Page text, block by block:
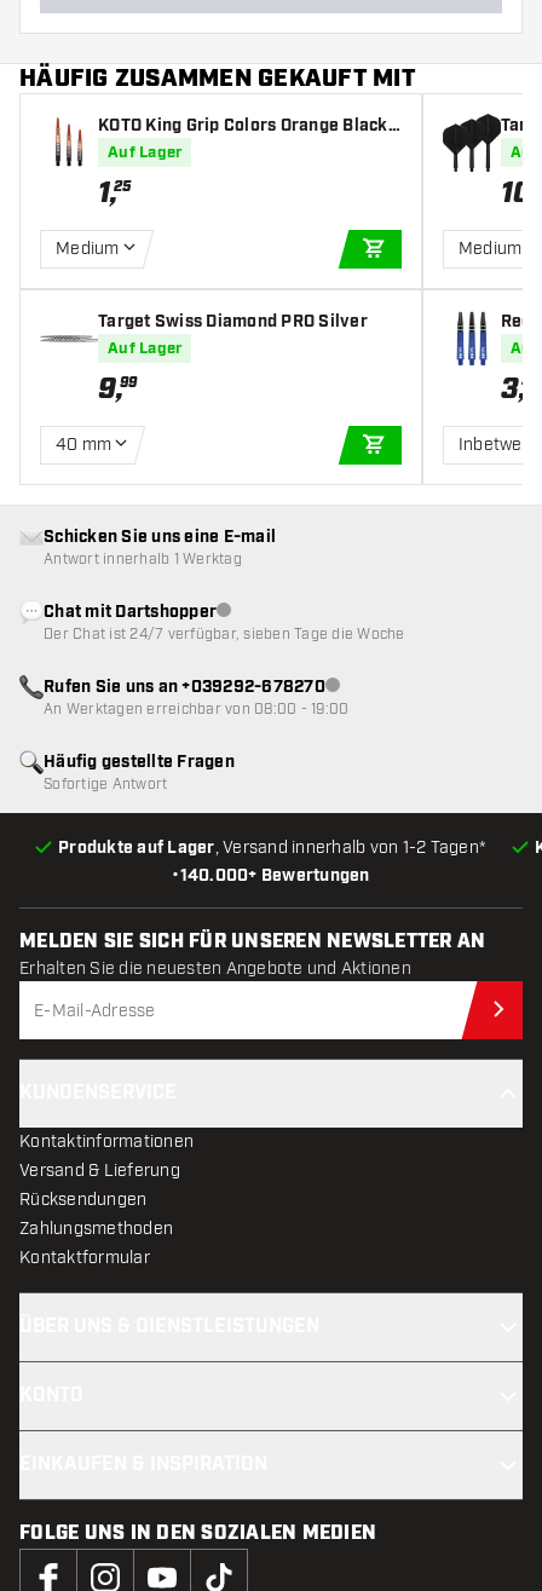
HÄUFIG ZUSAMMEN GEKAUFT MIT
KOTO King Grip Colors Orange Black -
Dart Shafts
Auf Lager
1,25
Medium
IN DEN
Target Swiss Diamond PRO Silver
Auf Lager
9,99
40 mm
IN DEN
Auf
10
Medium
Red
fts
Auf
3,45
Inbetween
•140.000+ Bewertungen
Produkte auf Lager, Versand innerhalb von 1-2 Tagen*
Häufig gestellte Fragen
Sofortige Antwort
Schicken Sie uns eine E-mail
Antwort innerhalb 1 Werktag
Chat mit DartshopperKundenservice nicht verfügbar
Der Chat ist 24/7 verfügbar, sieben Tage die Woche
Rufen Sie uns an +039292-678270Kundenservice nicht
An Werktagen erreichbar von 08:00 - 19:00
MELDEN SIE SICH FÜR UNSEREN NEWSLETTER AN
Erhalten Sie die neuesten Angebote und Aktionen
Kontaktinformationen
Versand & Lieferung
Rücksendungen
Zahlungsmethoden
Kontaktformular
FOLGE UNS IN DEN SOZIALEN MEDIEN